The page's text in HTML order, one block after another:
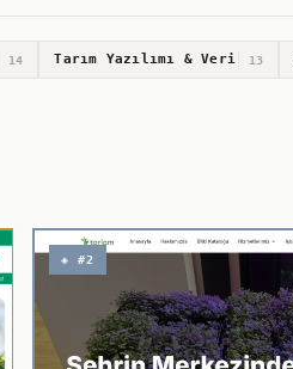
14 Tarım Yazılımı & Veri 13
◈ #2